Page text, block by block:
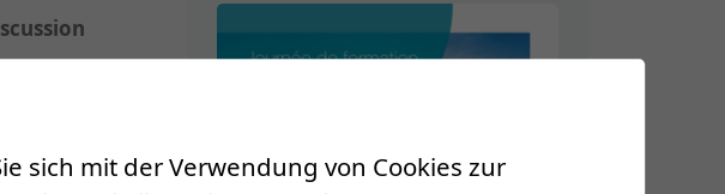
sich mit der Verwendung von Cookies zur